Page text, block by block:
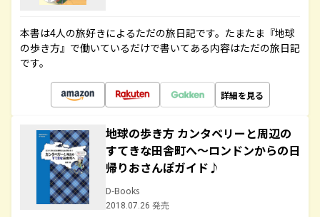
本書は4人の旅好きによるただの旅日記です。たまたま『地球
の歩き方』で働いているだけで書いてある内容はただの旅日記
です。
詳細を見る
地球の歩き方 カンタベリーと周辺の
すてきな田舎町へ～ロンドンからの日
帰りおさんぽガイド♪
D-Books
2018.07.26 発売